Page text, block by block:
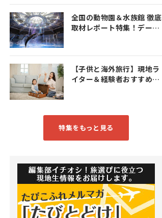
全国の動物園＆水族館 徹底
取材レポート特集！デート
【子供と海外旅行】現地ラ
イター＆経験者おすすめス
特集をもっと見る